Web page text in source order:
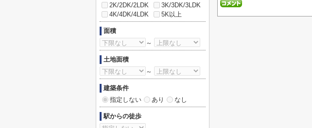
2K/2DK/2LDK
3K/3DK/3LDK
4K/4DK/4LDK
5K以上
面積
～
土地面積
～
建築条件
指定しない
あり なし
駅からの徒歩